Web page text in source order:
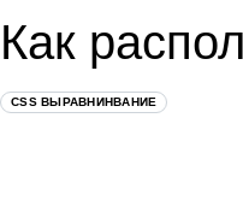
Как
CSS ВЫРАВНИНВАНИЕ